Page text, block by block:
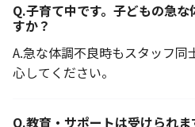
Q.子育て中です。子どもの急
すか？
A.急な体調不良時もスタッフ同
心してください。
Q.教育・サポートは受けられま